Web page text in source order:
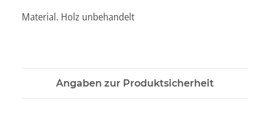
Material. Holz unbehandelt
Angaben zur Produktsicherheit